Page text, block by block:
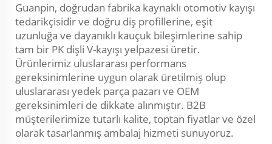
Guanpin, doğrudan fabrika kaynaklı otomotiv kayışı
tedarikçisidir ve doğru diş profillerine, eşit
uzunluğa ve dayanıklı kauçuk bileşimlerine sahip
tam bir PK dişli V-kayışı yelpazesi üretir.
Ürünlerimiz uluslararası performans
gereksinimlerine uygun olarak üretilmiş olup
uluslararası yedek parça pazarı ve OEM
gereksinimleri de dikkate alınmıştır. B2B
müşterilerimize tutarlı kalite, toptan fiyatlar ve özel
olarak tasarlanmış ambalaj hizmeti sunuyoruz.